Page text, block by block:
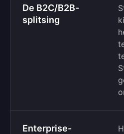
De B2C/B2B-
splitsing
Enterprise-